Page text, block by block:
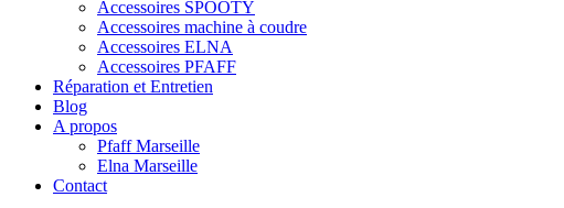
Accessoires SPOOTY
Accessoires machine à coudre
Accessoires ELNA
Accessoires PFAFF
Réparation et Entretien
Blog
A propos
Pfaff Marseille
Elna Marseille
Contact